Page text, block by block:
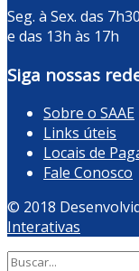
Seg. à Sex. das
e das 13h às 17h
Siga nossas
Sobre o SAAE
Links úteis
Locais de
Fale Conosco
© 2018
Interativas